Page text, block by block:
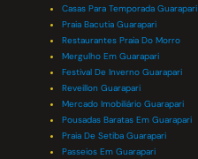
Casas Para Temporada Guarapari
Praia Bacutia Guarapari
Restaurantes Praia Do Morro
Mergulho Em Guarapari
Festival De Inverno Guarapari
Reveillon Guarapari
Mercado Imobiliário Guarapari
Pousadas Baratas Em Guarapari
Praia De Setiba Guarapari
Passeios Em Guarapari